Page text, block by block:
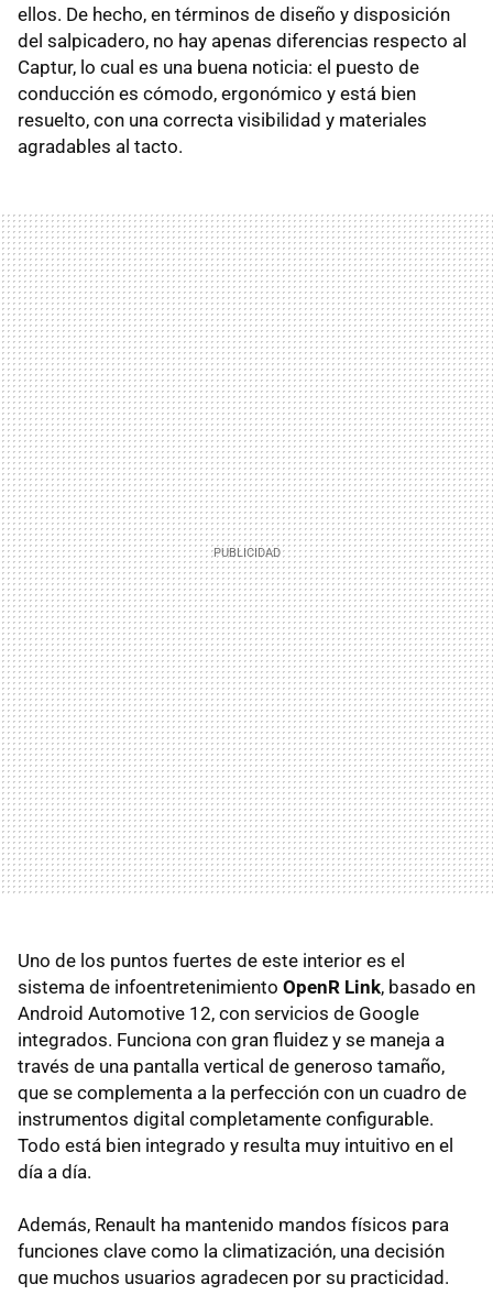
ellos. De hecho, en términos de diseño y disposición
del salpicadero, no hay apenas diferencias respecto al
Captur, lo cual es una buena noticia: el puesto de
conducción es cómodo, ergonómico y está bien
resuelto, con una correcta visibilidad y materiales
agradables al tacto.
Uno de los puntos fuertes de este interior es el
sistema de infoentretenimiento OpenR Link, basado en
Android Automotive 12, con servicios de Google
integrados. Funciona con gran fluidez y se maneja a
través de una pantalla vertical de generoso tamaño,
que se complementa a la perfección con un cuadro de
instrumentos digital completamente configurable.
Todo está bien integrado y resulta muy intuitivo en el
día a día.
Además, Renault ha mantenido mandos físicos para
funciones clave como la climatización, una decisión
que muchos usuarios agradecen por su practicidad.